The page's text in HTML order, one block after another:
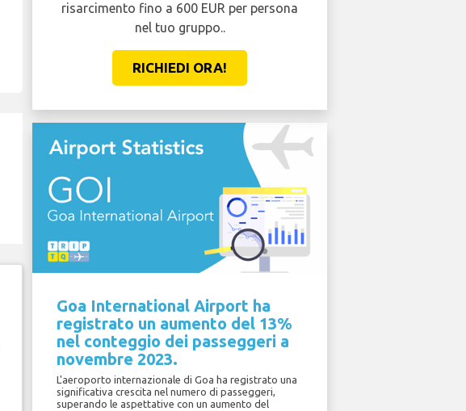
risarcimento fino a 600 EUR per persona
nel tuo gruppo..
RICHIEDI ORA!
Goa International Airport ha
registrato un aumento del 13%
nel conteggio dei passeggeri a
novembre 2023.
L'aeroporto internazionale di Goa ha registrato una
significativa crescita nel numero di passeggeri,
superando le aspettative con un aumento del